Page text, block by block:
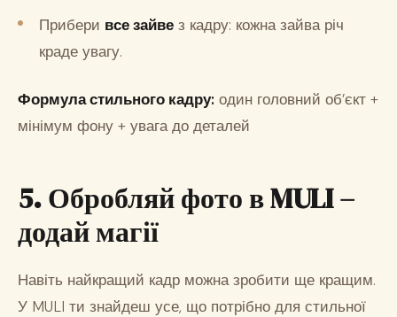
Прибери все зайве з кадру: кожна зайва річ
краде увагу.
Формула стильного кадру: один головний об’єкт +
мінімум фону + увага до деталей
5. Обробляй фото в MULI –
додай магії
Навіть найкращий кадр можна зробити ще кращим.
У MULI ти знайдеш усе, що потрібно для стильної